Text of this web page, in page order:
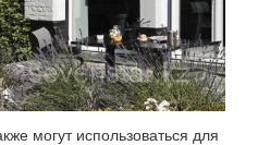
могут использоваться для